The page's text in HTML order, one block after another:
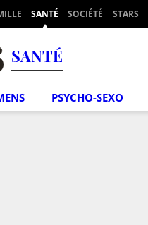
SANTÉ SOCIÉTÉ STARS
SANTÉ
PSYCHO-SEXO